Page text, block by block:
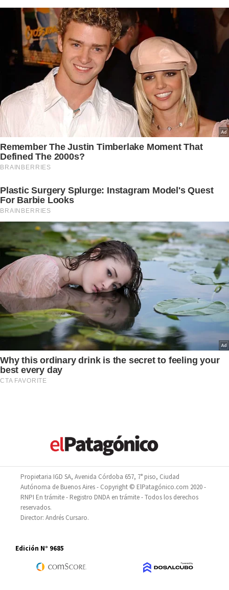
Propietaria IGD SA, Avenida Córdoba 657, 7° piso, Ciudad
Autónoma de Buenos Aires - Copyright © ElPatagónico.com 2020 -
RNPI En trámite - Registro DNDA en trámite - Todos los derechos
reservados.
Director: Andrés Cursaro.
Edición N° 9685